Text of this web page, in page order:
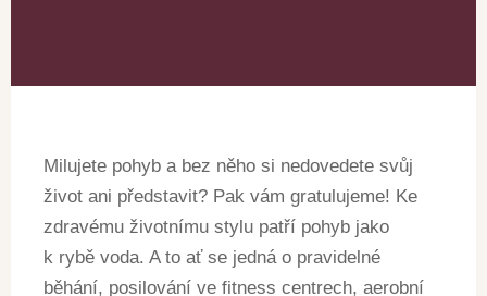
Milujete pohyb a bez něho si nedovedete svůj
život ani představit? Pak vám gratulujeme! Ke
zdravému životnímu stylu patří pohyb jako
k rybě voda. A to ať se jedná o pravidelné
běhání, posilování ve fitness centrech, aerobní